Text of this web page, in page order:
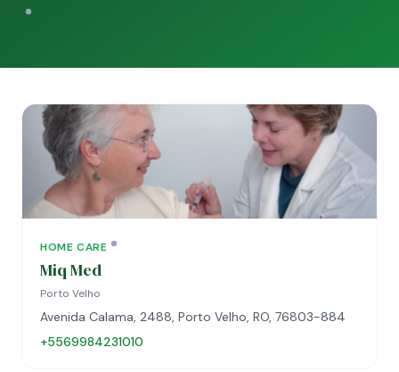
HOME CARE
Miq Med
Porto Velho
Avenida Calama, 2488, Porto Velho, RO, 76803-884
+5569984231010